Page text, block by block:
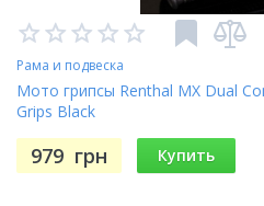
Рама и подвеска
Мото грипсы Renthal MX Dual
Grips Black
979 грн Купить